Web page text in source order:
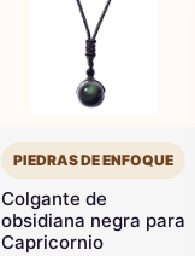
PIEDRAS DE ENFOQUE
Colgante de
obsidiana negra para
Capricornio